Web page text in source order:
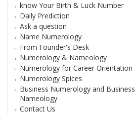
know Your Birth & Luck Number
Daily Prediction
Ask a question
Name Numerology
From Founder's Desk
Numerology & Nameology
Numerology for Career Orientation
Numerology Spices
Business Numerology and Business
Nameology
Contact Us